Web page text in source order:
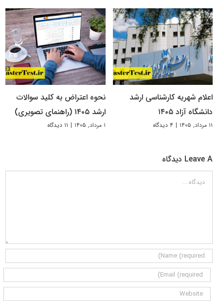
اعلام شهریه کارشناسی ارشد
دانشگاه آزاد ۱۴۰۵
۱۱ مرداد, ۱۴۰۵ | ۴ دیدگاه
نحوه اعتراض به کلید سوالات
ارشد ۱۴۰۵ (راهنمای تصویری)
۱ مرداد, ۱۴۰۵ | ۱۱ دیدگاه
Leave A دیدگاه
دیدگاه